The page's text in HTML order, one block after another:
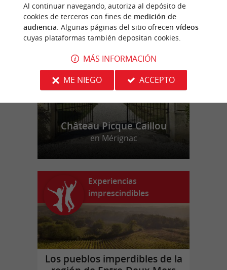
n
u
e
s
t
r
o
f
a
v
o
r
i
t
o
Château Picque Caillou
en Mérignac
Experiencias
imprescindibles
Los pueblos imperdibles de la
Al continuar navegando, autoriza al depósito de
cookies de terceros con fines de medición de
audiencia . Algunas páginas del sitio ofrecen vídeos
cuyas plataformas también depositan cookies.
MÁS INFORMACIÓN
ME NIEGO
ACCEPTO